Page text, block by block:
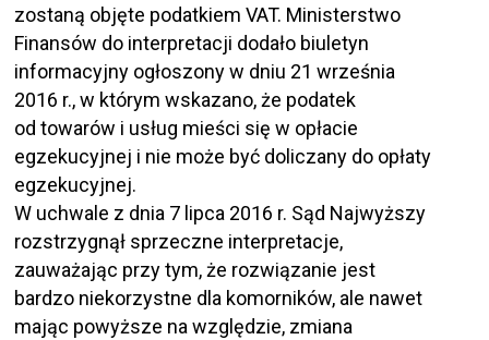
zostaną objęte podatkiem VAT. Ministerstwo
Finansów do interpretacji dodało biuletyn
informacyjny ogłoszony w dniu 21 września
2016 r., w którym wskazano, że podatek
od towarów i usług mieści się w opłacie
egzekucyjnej i nie może być doliczany do opłaty
egzekucyjnej.
W uchwale z dnia 7 lipca 2016 r. Sąd Najwyższy
rozstrzygnął sprzeczne interpretacje,
zauważając przy tym, że rozwiązanie jest
bardzo niekorzystne dla komorników, ale nawet
mając powyższe na względzie, zmiana